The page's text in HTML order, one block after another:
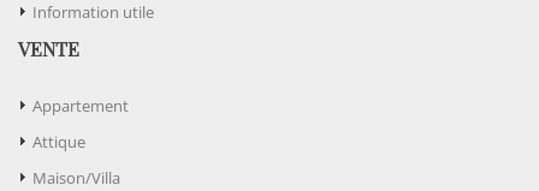
Information utile
VENTE
Appartement
Attique
Maison/Villa